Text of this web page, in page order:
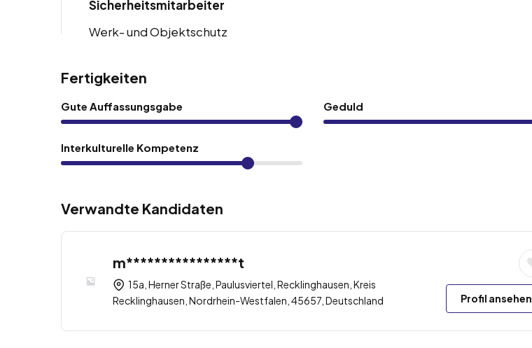
Sicherheitsmitarbeiter
Werk- und Objektschutz
Fertigkeiten
Gute Auffassungsgabe Geduld
Interkulturelle Kompetenz
Verwandte Kandidaten
m****************t
15a, Herner Straße, Paulusviertel, Recklinghausen, Kreis
Recklinghausen, Nordrhein-Westfalen, 45657, Deutschland
Profil ansehen